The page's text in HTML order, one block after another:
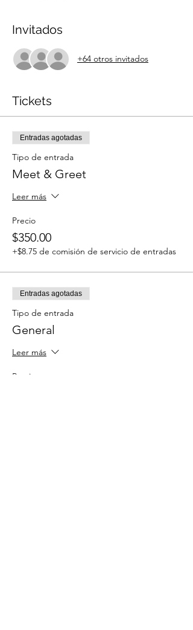
Invitados
+64 otros invitados
Tickets
Entradas agotadas
Tipo de entrada
Meet & Greet
Leer más
Precio
$350.00
+$8.75 de comisión de servicio de entradas
Entradas agotadas
Tipo de entrada
General
Leer más
Precio